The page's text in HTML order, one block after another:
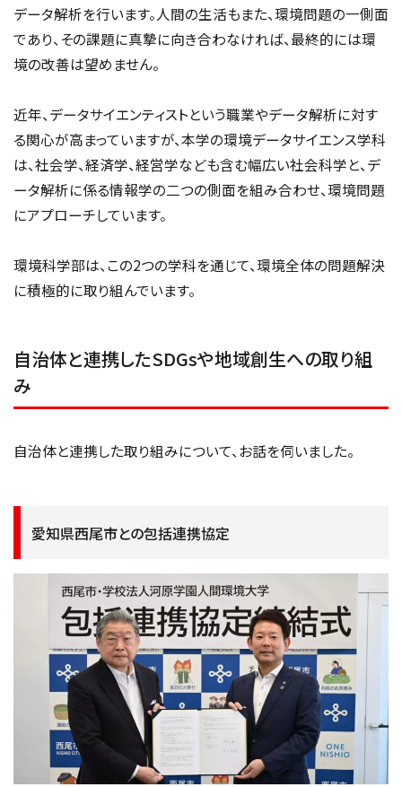
データ解析を行います。人間の生活もまた、環境問題の一側面
であり、その課題に真摯に向き合わなければ、最終的には環
境の改善は望めません。
近年、データサイエンティストという職業やデータ解析に対す
る関心が高まっていますが、本学の環境データサイエンス学科
は、社会学、経済学、経営学なども含む幅広い社会科学と、デ
ータ解析に係る情報学の二つの側面を組み合わせ、環境問題
にアプローチしています。
環境科学部は、この2つの学科を通じて、環境全体の問題解決
に積極的に取り組んでいます。
自治体と連携したSDGsや地域創生への取り組
み
自治体と連携した取り組みについて、お話を伺いました。
愛知県西尾市との包括連携協定